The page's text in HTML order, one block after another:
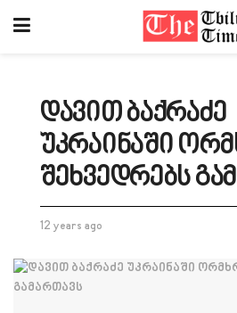
დავით ბაქრაძე
უკრაინაში
შეხვედრებს
12 years ago